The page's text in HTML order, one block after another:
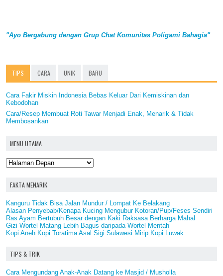
"Ayo Bergabung dengan Grup Chat Komunitas Poligami Bahagia"
TIPS CARA UNIK BARU
Cara Fakir Miskin Indonesia Bebas Keluar Dari Kemiskinan dan
Kebodohan
Cara/Resep Membuat Roti Tawar Menjadi Enak, Menarik & Tidak
Membosankan
MENU UTAMA
FAKTA MENARIK
Kanguru Tidak Bisa Jalan Mundur / Lompat Ke Belakang
Alasan Penyebab/Kenapa Kucing Mengubur Kotoran/Pup/Feses Sendiri
Ras Ayam Bertubuh Besar dengan Kaki Raksasa Berharga Mahal
Gizi Wortel Matang Lebih Bagus daripada Wortel Mentah
Kopi Aneh Kopi Toratima Asal Sigi Sulawesi Mirip Kopi Luwak
TIPS & TRIK
Cara Mengundang Anak-Anak Datang ke Masjid / Musholla